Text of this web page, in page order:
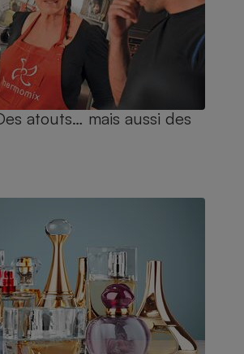
atouts… mais aussi des